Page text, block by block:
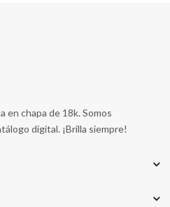
en chapa de 18k. Somos
digital. ¡Brilla siempre!